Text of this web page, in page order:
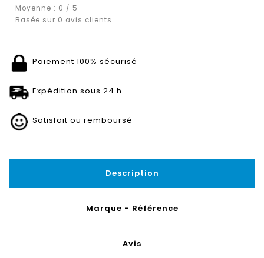
Moyenne : 0 / 5
Basée sur 0 avis clients.
Paiement 100% sécurisé
Expédition sous 24 h
Satisfait ou remboursé
Description
Marque - Référence
Avis